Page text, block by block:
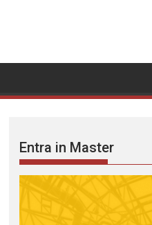
Entra in Master